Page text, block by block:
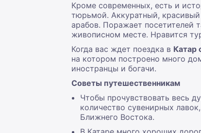
Кроме современных, есть и
тюрьмой. Аккуратный,
арабов. Поражает посетителей
живописном месте. Нравится
Когда вас ждет поездка в Катар
на котором построено много
иностранцы и богачи.
Советы путешественникам
Чтобы прочувствовать весь
количество сувенирных
Ближнего Востока.